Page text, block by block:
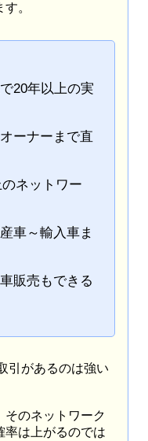
。
20年以上の実
ーナーまで直
ネットワー
車～輸入車ま
販売もできる
引があるのは強い
そのネットワーク
率は上がるのでは